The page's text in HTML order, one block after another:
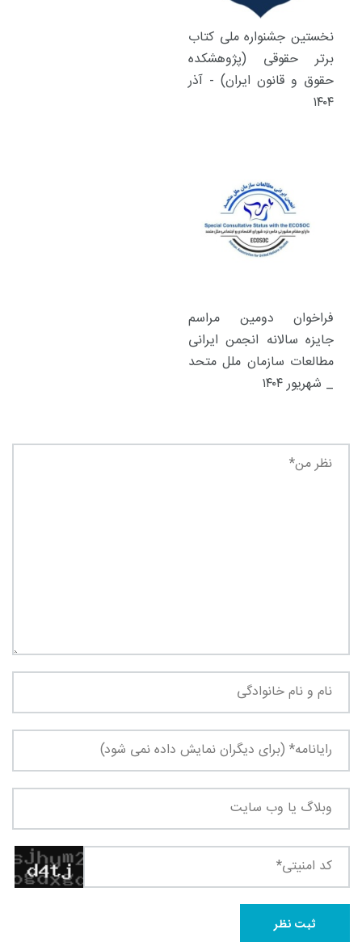
نخستین جشنواره ملی کتاب
برتر حقوقی (پژوهشکده
حقوق و قانون ایران) - آذر
۱۴۰۴
فراخوان دومین مراسم
جایزه سالانه انجمن ایرانی
مطالعات سازمان ملل متحد
_ شهریور ۱۴۰۴